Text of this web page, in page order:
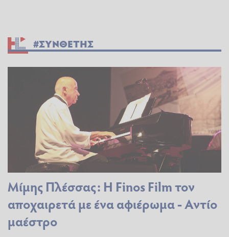
#ΣΥΝΘΕΤΗΣ
Μίμης Πλέσσας: Η Finos Film τον
αποχαιρετά με ένα αφιέρωμα - Αντίο
μαέστρο